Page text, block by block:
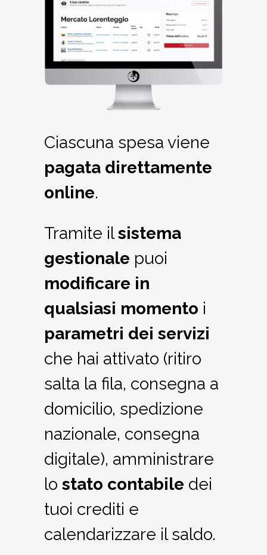
Ciascuna spesa viene
pagata direttamente
online.
Tramite ilsistema
gestionale puoi
modificare in
qualsiasi momento i
parametri dei servizi
che hai attivato (ritiro
salta la fila, consegna a
domicilio, spedizione
nazionale, consegna
digitale), amministrare
lo stato contabile dei
tuoi crediti e
calendarizzare il saldo.